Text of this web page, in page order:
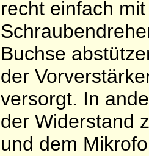
recht einfach
Buchse
der
versorgt. In
der Widerstand
und dem